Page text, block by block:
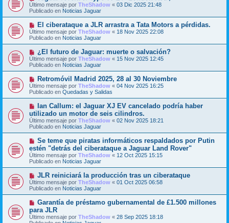
j
e
e
n
s
j
e
u
e
v
o
m
e
n
s
j
e
Último mensaje por TheShadow « 03 Dic 2025 21:48
Publicado en Noticias Jaguar
N
u
e
v
m
e
n
s
j
e
El ciberataque a JLR arrastra a Tata Motors a pérdidas.
Último mensaje por TheShadow « 18 Nov 2025 22:08
Publicado en Noticias Jaguar
N
u
e
v
o
m
e
n
s
j
e
¿El futuro de Jaguar: muerte o salvación?
Último mensaje por TheShadow « 15 Nov 2025 12:45
Publicado en Noticias Jaguar
N
u
e
v
o
m
e
n
s
a
e
Retromóvil Madrid 2025, 28 al 30 Noviembre
Último mensaje por TheShadow « 04 Nov 2025 16:25
Publicado en Quedadas y Salidas
N
u
e
v
o
m
e
n
s
a
Ian Callum: el Jaguar XJ EV cancelado podría haber
utilizado un motor de seis cilindros.
Último mensaje por TheShadow « 02 Nov 2025 18:21
Publicado en Noticias Jaguar
N
u
e
v
o
m
e
n
s
a
Se teme que piratas informáticos respaldados por Putin
estén "detrás del ciberataque a Jaguar Land Rover"
Último mensaje por TheShadow « 12 Oct 2025 15:15
Publicado en Noticias Jaguar
N
u
e
v
m
e
n
JLR reiniciará la producción tras un ciberataque
Último mensaje por TheShadow « 01 Oct 2025 06:58
Publicado en Noticias Jaguar
N
e
v
Garantía de préstamo gubernamental de £1.500 millones
para JLR
Último mensaje por TheShadow « 28 Sep 2025 18:18